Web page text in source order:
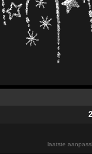
laatste